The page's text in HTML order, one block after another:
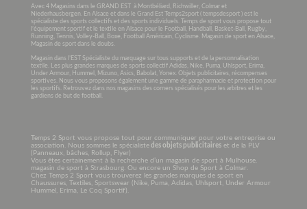
Avec 4 Magasins dans le GRAND EST à Montbéliard, Richwiller, Colmar et
Niederhausbergen. En Alsace et dans le Grand Est Temps2sport ( tempsdesport ) est le
spécialiste des sports collectifs et des sports individuels. Temps de sport vous propose tout
l’équipement sportif et le textile en Alsace pour le Football, Handball, Basket-Ball, Rugby,
Running, Tennis, Volley-Ball, Boxe, Football Américain, Cyclisme. Magasin de sport en Alsace,
Magasin de sport dans le doubs.
Magasin dans l’EST Spécialiste du marquage sur tous supports et de la personnalisation
textile. Les plus grandes marques de sports collectif Adidas, Nike, Puma, Uhlsport, Erima,
Under Armour, Hummel, Mizuno, Asics, Babolat, Yonex. Objets publicitaires, récompenses
sportives. Nous vous proposons également une gamme de parapharmacie et protection pour
les sportifs. Retrouvez dans nos magasins des corners spécialisés pour les arbitres et les
gardiens de but de football.
Temps 2 Sport vous propose tout pour communiquer pour votre entreprise ou
association. Nous sommes le spécialistedes objets publicitaireset de la PLV
(Panneaux, bâches, Rollup, Flyer)
Vous êtes certainement à la recherche d’un magasin de sport à Mulhouse.
magasin de sport à Strasbourg. Ou encore un Shop de Sport à Colmar.
Chez Temps 2 Sport vous trouverez les grandes marques de sport en
Chaussures, Textiles, Sportswear (Nike, Puma, Adidas, Uhlsport, Under Armour
Hummel, Erima, Le Coq Sportif).